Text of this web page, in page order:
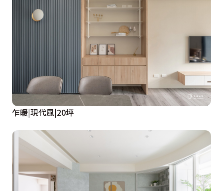
乍暖|現代風|20坪